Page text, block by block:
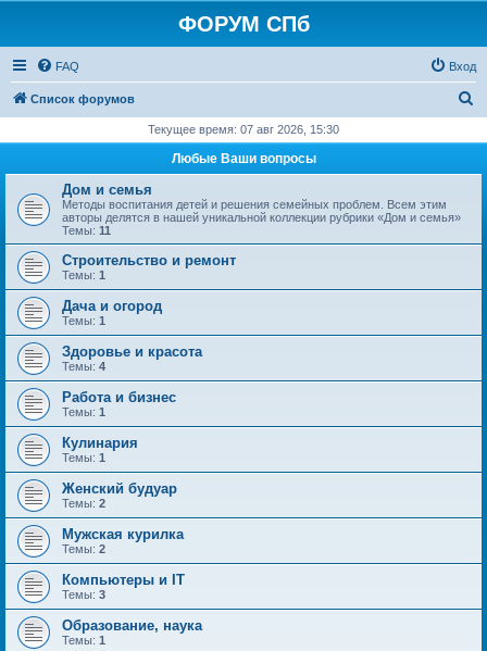
ФОРУМ СПб
FAQ Вход
Список форумов
с
Текущее время: 07 авг 2026, 15:30
Любые Ваши вопросы
Дом и семья
Методы воспитания детей и решения семейных проблем. Всем этим
авторы делятся в нашей уникальной коллекции рубрики «Дом и семья»
Темы: 11
Строительство и ремонт
Темы: 1
Дача и огород
Темы: 1
Здоровье и красота
Темы: 4
Работа и бизнес
Темы: 1
Кулинария
Темы: 1
Женский будуар
Темы: 2
Мужская курилка
Темы: 2
Компьютеры и IT
Темы: 3
Образование, наука
Темы: 1